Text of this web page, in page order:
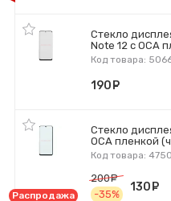
Стекло
Note 12 с OCA
Код товара:
190
Стекло
OCA пленкой
Код товара:
Распродажа
200
-35%
130